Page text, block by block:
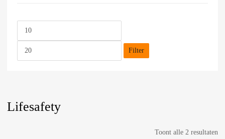
Lifesafety
Toont alle 2 resultaten
Filter